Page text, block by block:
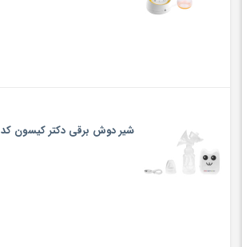
شیر دوش برقی دکتر کیسون کد 002